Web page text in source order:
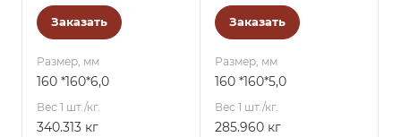
Заказать
Размер, мм
160 *160*6,0
Вес 1 шт./кг.
340.313 кг
Заказать
Размер, мм
160 *160*5,0
Вес 1 шт./кг.
285.960 кг